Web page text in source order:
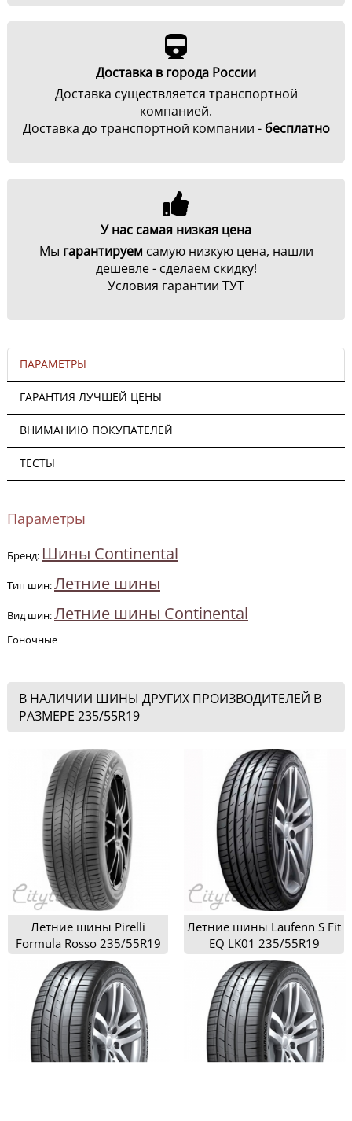
Доставка в города России
Доставка существляется транспортной
компанией.
Доставка до транспортной компании - бесплатно
У нас самая низкая цена
Мы гарантируем самую низкую цена, нашли
дешевле - сделаем скидку!
Условия гарантии ТУТ
ПАРАМЕТРЫ
ГАРАНТИЯ ЛУЧШЕЙ ЦЕНЫ
ВНИМАНИЮ ПОКУПАТЕЛЕЙ
ТЕСТЫ
Параметры
Бренд: Шины Continental
Тип шин:Летние шины
Вид шин:Летние шины Continental
Гоночные
В НАЛИЧИИ ШИНЫ ДРУГИХ ПРОИЗВОДИТЕЛЕЙ В
РАЗМЕРЕ 235/55R19
Летние шины Pirelli
Formula Rosso 235/55R19
Летние шины Laufenn S Fit
EQ LK01 235/55R19